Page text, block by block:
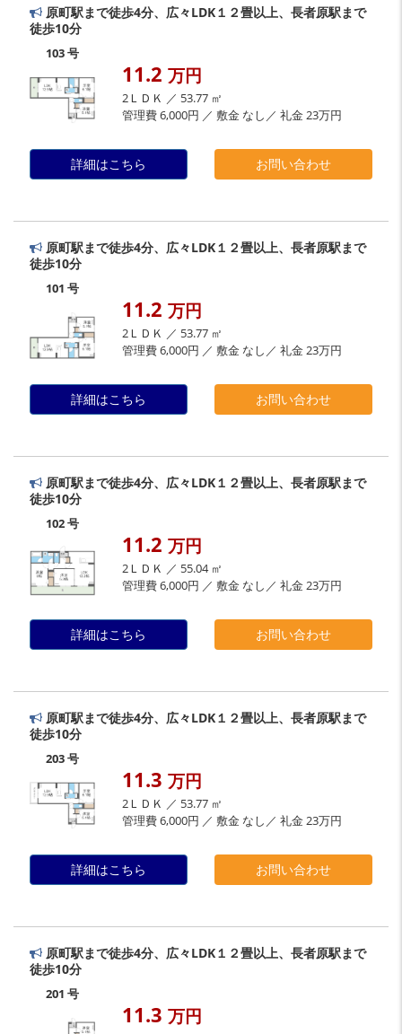
原町駅まで徒歩4分、広々LDK１２畳以上、長者原駅まで
徒歩10分
103 号
11.2 万円
2ＬＤＫ ／ 53.77 ㎡
管理費 6,000円 ／ 敷金 なし／ 礼金 23万円
詳細はこちら お問い合わせ
原町駅まで徒歩4分、広々LDK１２畳以上、長者原駅まで
徒歩10分
101 号
11.2 万円
2ＬＤＫ ／ 53.77 ㎡
管理費 6,000円 ／ 敷金 なし／ 礼金 23万円
詳細はこちら お問い合わせ
原町駅まで徒歩4分、広々LDK１２畳以上、長者原駅まで
徒歩10分
102 号
11.2 万円
2ＬＤＫ ／ 55.04 ㎡
管理費 6,000円 ／ 敷金 なし／ 礼金 23万円
詳細はこちら お問い合わせ
原町駅まで徒歩4分、広々LDK１２畳以上、長者原駅まで
徒歩10分
203 号
11.3 万円
2ＬＤＫ ／ 53.77 ㎡
管理費 6,000円 ／ 敷金 なし／ 礼金 23万円
詳細はこちら お問い合わせ
原町駅まで徒歩4分、広々LDK１２畳以上、長者原駅まで
徒歩10分
201 号
11.3 万円